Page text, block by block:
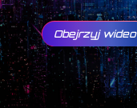
Obejrzyj wideo